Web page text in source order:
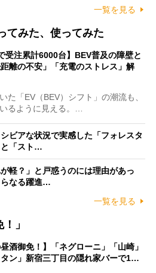
一覧を見る
てみた、使ってみた
受注累計6000台】BEV普及の障壁と
離の不安」「充電のストレス」解
「EV（BEV）シフト」の潮流も、
るように見える。…
ビアな状況で実感した「フォレスタ
「スト…
軽？」と戸惑うのには理由があっ
なる躍進…
一覧を見る
」
昼酒御免！】「ネグローニ」「山崎」
タン」新宿三丁目の隠れ家バーで1…